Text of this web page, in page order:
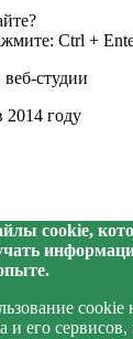
Ctrl +
студии
2014 году
cookie,
cookie
и его сервисов,